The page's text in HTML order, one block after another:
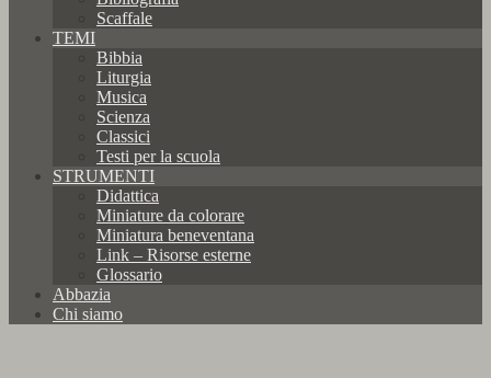
Scaffale
TEMI
Bibbia
Liturgia
Musica
Scienza
Classici
Testi per la scuola
STRUMENTI
Didattica
Miniature da colorare
Miniatura beneventana
Link – Risorse esterne
Glossario
Abbazia
Chi siamo